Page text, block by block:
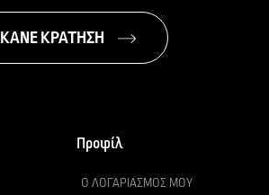
ΚΑΝΕ ΚΡΑΤΗΣΗ
Προφίλ
Ο ΛΟΓΑΡΙΑΣΜΌΣ ΜΟΥ